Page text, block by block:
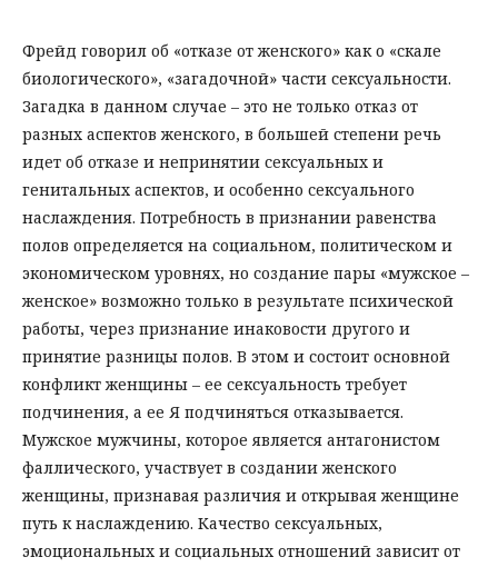
Фрейд говорил об «отказе от женского» как о «скале
биологического», «загадочной» части сексуальности.
Загадка в данном случае – это не только отказ от
разных аспектов женского, в большей степени речь
идет об отказе и непринятии сексуальных и
генитальных аспектов, и особенно сексуального
наслаждения. Потребность в признании равенства
полов определяется на социальном, политическом и
экономическом уровнях, но создание пары «мужское –
женское» возможно только в результате психической
работы, через признание инаковости другого и
принятие разницы полов. В этом и состоит основной
конфликт женщины – ее сексуальность требует
подчинения, а ее Я подчиняться отказывается.
Мужское мужчины, которое является антагонистом
фаллического, участвует в создании женского
женщины, признавая различия и открывая женщине
путь к наслаждению. Качество сексуальных,
эмоциональных и социальных отношений зависит от